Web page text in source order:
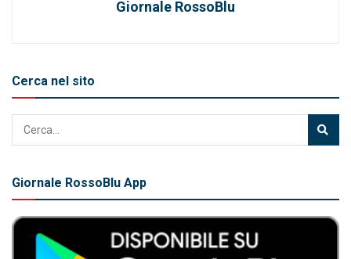
Giornale RossoBlu
Cerca nel sito
Giornale RossoBlu App